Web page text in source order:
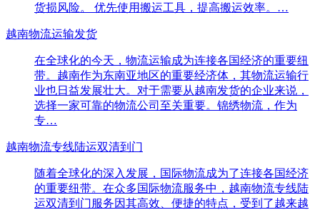
货损风险。 优先使用搬运工具，提高搬运效率。…
越南物流运输发货
在全球化的今天，物流运输成为连接各国经济的重要纽
带。越南作为东南亚地区的重要经济体，其物流运输行
业也日益发展壮大。对于需要从越南发货的企业来说，
选择一家可靠的物流公司至关重要。锦绣物流，作为
专…
越南物流专线陆运双清到门
随着全球化的深入发展，国际物流成为了连接各国经济
的重要纽带。在众多国际物流服务中，越南物流专线陆
运双清到门服务因其高效、便捷的特点，受到了越来越